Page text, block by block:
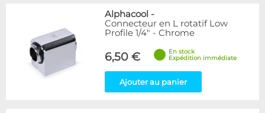
Alphacool -
Connecteur en L rotatif Low
Profile 1/4" - Chrome
6,50 €
En stock
Expédition immédiate
Ajouter au panier